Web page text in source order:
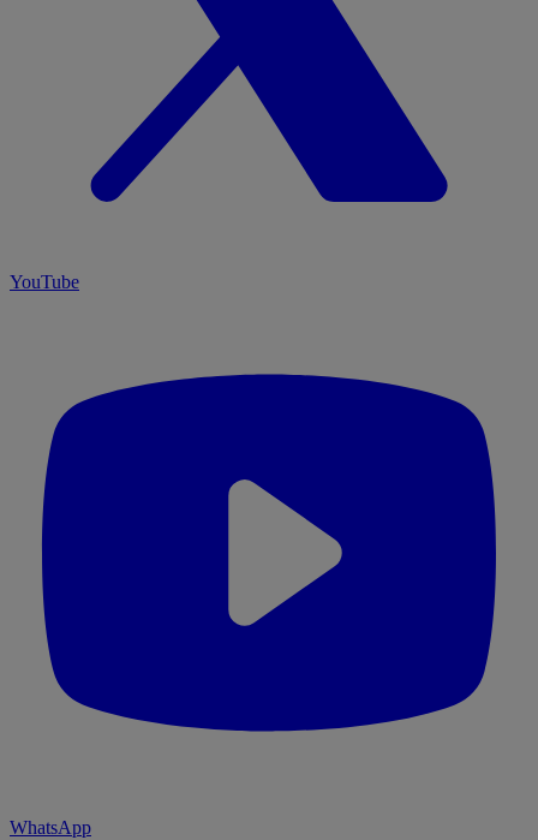
YouTube
WhatsApp